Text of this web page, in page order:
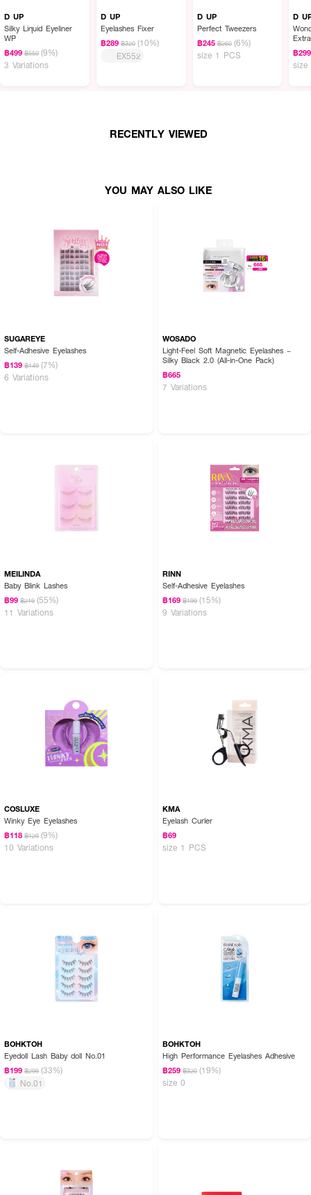
D UP
Silky Liquid Eyeliner
WP
฿499 ฿550 (9%)
3 Variations
D UP
Eyelashes Fixer
฿289 ฿320 (10%)
EX552
D UP
Perfect Tweezers
฿245 ฿260 (6%)
size 1 PCS
D
Extra
฿299
size
RECENTLY VIEWED
YOU MAY ALSO LIKE
SUGAREYE
Self-Adhesive Eyelashes
฿139 ฿149 (7%)
6 Variations
WOSADO
Light-Feel Soft Magnetic Eyelashes –
Silky Black 2.0 (All-in-One Pack)
฿665
7 Variations
MEILINDA
Baby Blink Lashes
฿99 ฿219 (55%)
11 Variations
RINN
Self-Adhesive Eyelashes
฿169 ฿199 (15%)
9 Variations
COSLUXE
Winky Eye Eyelashes
฿118 ฿129 (9%)
10 Variations
KMA
Eyelash Curler
฿69
size 1 PCS
BOHKTOH
Eyedoll Lash Baby doll No.01
฿199 ฿299 (33%)
No.01
BOHKTOH
High Performance Eyelashes Adhesive
฿259 ฿320 (19%)
size 0